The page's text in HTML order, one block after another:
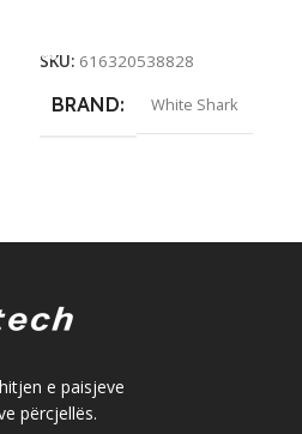
SKU: 616320538828
BRAND White Shark
e paisjeve
përcjellës.